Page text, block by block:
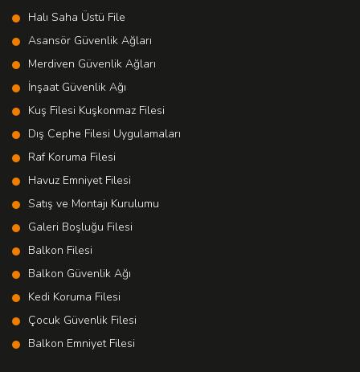
Halı Saha Üstü File
Asansör Güvenlik Ağları
Merdiven Güvenlik Ağları
İnşaat Güvenlik Ağı
Kuş Filesi Kuşkonmaz Filesi
Dış Cephe Filesi Uygulamaları
Raf Koruma Filesi
Havuz Emniyet Filesi
Satış ve Montajı Kurulumu
Galeri Boşluğu Filesi
Balkon Filesi
Balkon Güvenlik Ağı
Kedi Koruma Filesi
Çocuk Güvenlik Filesi
Balkon Emniyet Filesi